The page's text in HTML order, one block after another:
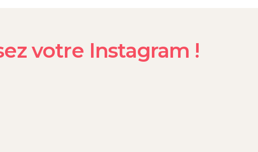
votre Instagram !